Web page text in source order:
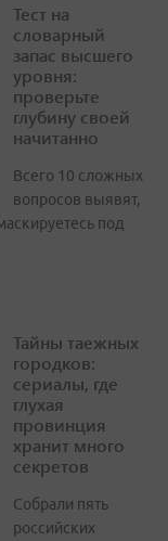
Тест на
словарный
запас высшего
уровня:
проверьте
глубину своей
начитанно
Всего 10 сложных
вопросов выявят,
под
Тайны таежных
городков:
сериалы, где
глухая
провинция
хранит много
секретов
Собрали пять
российских